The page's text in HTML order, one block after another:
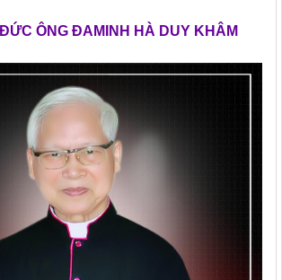
ÔNG ĐAMINH HÀ DUY KHÂM